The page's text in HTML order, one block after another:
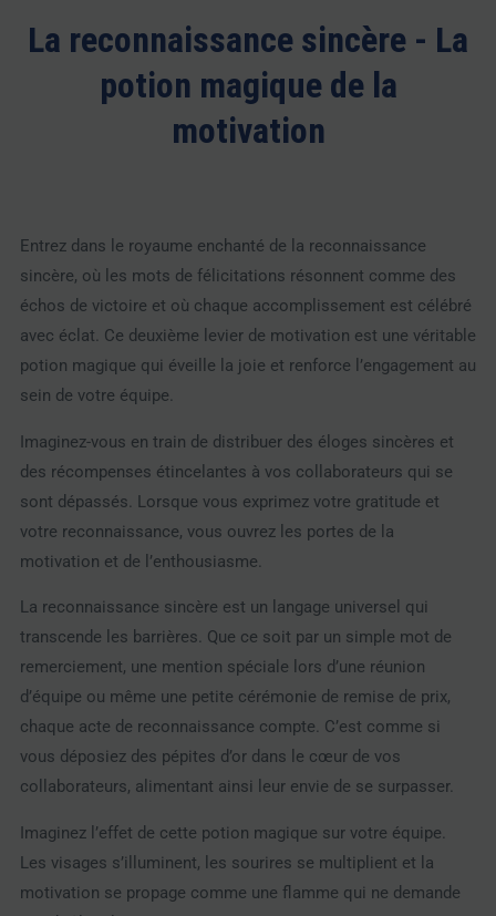
La reconnaissance sincère - La
potion magique de la
motivation
Entrez dans le royaume enchanté de la reconnaissance
sincère, où les mots de félicitations résonnent comme des
échos de victoire et où chaque accomplissement est célébré
avec éclat. Ce deuxième levier de motivation est une véritable
potion magique qui éveille la joie et renforce l’engagement au
sein de votre équipe.
Imaginez-vous en train de distribuer des éloges sincères et
des récompenses étincelantes à vos collaborateurs qui se
sont dépassés. Lorsque vous exprimez votre gratitude et
votre reconnaissance, vous ouvrez les portes de la
motivation et de l’enthousiasme.
La reconnaissance sincère est un langage universel qui
transcende les barrières. Que ce soit par un simple mot de
remerciement, une mention spéciale lors d’une réunion
d’équipe ou même une petite cérémonie de remise de prix,
chaque acte de reconnaissance compte. C’est comme si
vous déposiez des pépites d’or dans le cœur de vos
collaborateurs, alimentant ainsi leur envie de se surpasser.
Imaginez l’effet de cette potion magique sur votre équipe.
Les visages s’illuminent, les sourires se multiplient et la
motivation se propage comme une flamme qui ne demande